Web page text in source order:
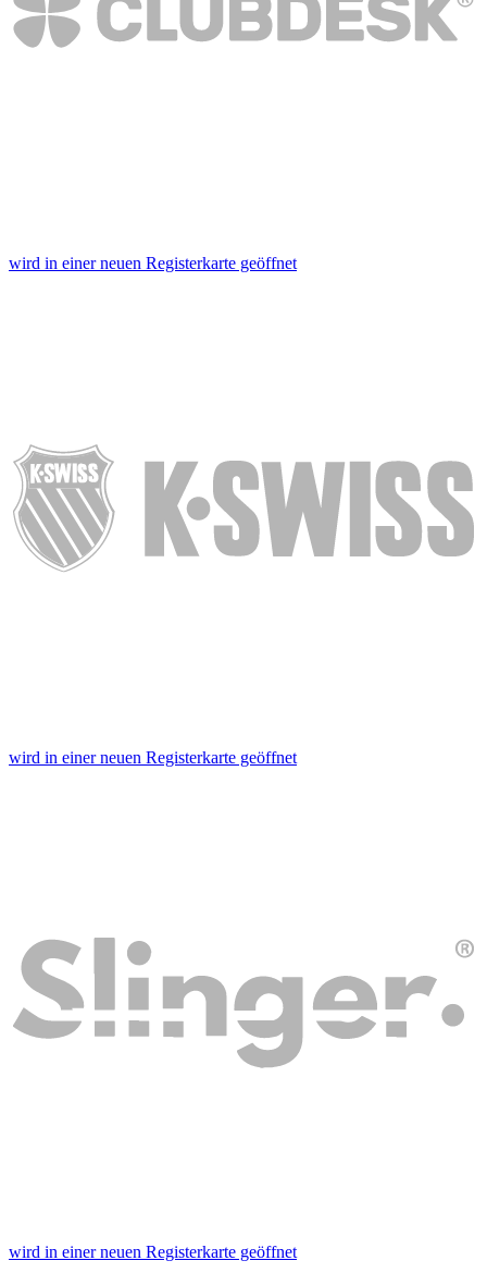
wird in einer neuen Registerkarte geöffnet
wird in einer neuen Registerkarte geöffnet
wird in einer neuen Registerkarte geöffnet